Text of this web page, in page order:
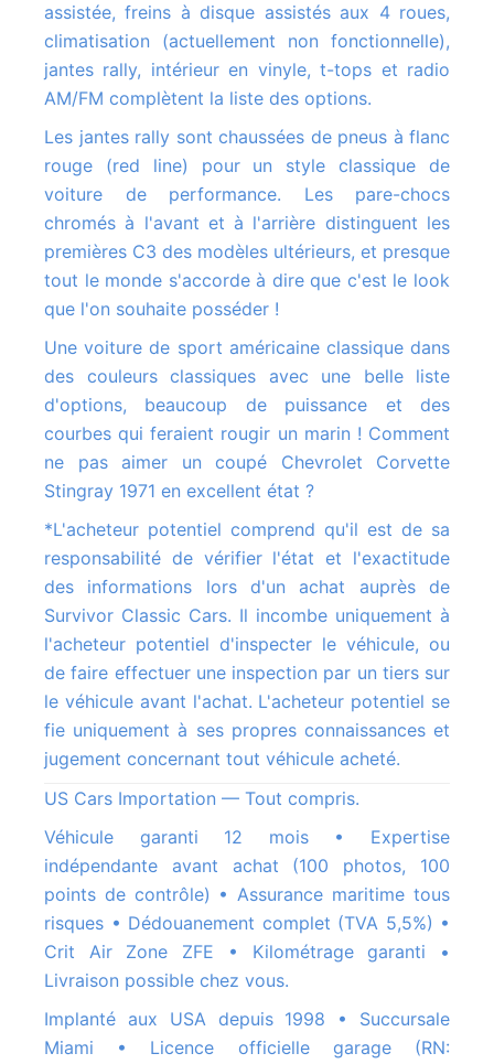
assistée, freins à disque assistés aux 4 roues,
climatisation (actuellement non fonctionnelle),
jantes rally, intérieur en vinyle, t-tops et radio
AM/FM complètent la liste des options.
Les jantes rally sont chaussées de pneus à flanc
rouge (red line) pour un style classique de
voiture de performance. Les pare-chocs
chromés à l'avant et à l'arrière distinguent les
premières C3 des modèles ultérieurs, et presque
tout le monde s'accorde à dire que c'est le look
que l'on souhaite posséder !
Une voiture de sport américaine classique dans
des couleurs classiques avec une belle liste
d'options, beaucoup de puissance et des
courbes qui feraient rougir un marin ! Comment
ne pas aimer un coupé Chevrolet Corvette
Stingray 1971 en excellent état ?
*L'acheteur potentiel comprend qu'il est de sa
responsabilité de vérifier l'état et l'exactitude
des informations lors d'un achat auprès de
Survivor Classic Cars. Il incombe uniquement à
l'acheteur potentiel d'inspecter le véhicule, ou
de faire effectuer une inspection par un tiers sur
le véhicule avant l'achat. L'acheteur potentiel se
fie uniquement à ses propres connaissances et
jugement concernant tout véhicule acheté.
US Cars Importation — Tout compris.
Véhicule garanti 12 mois • Expertise
indépendante avant achat (100 photos, 100
points de contrôle) • Assurance maritime tous
risques • Dédouanement complet (TVA 5,5%) •
Crit Air Zone ZFE • Kilométrage garanti •
Livraison possible chez vous.
Implanté aux USA depuis 1998 • Succursale
Miami • Licence officielle garage (RN: